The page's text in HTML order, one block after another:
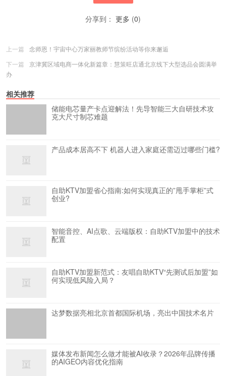
分享到： 更多 (0)
上一篇
念师恩！宇宙中心万家丽教师节缤纷活动等你来邂逅
下一篇
京津冀区域电商一体化新篇章：慧策旺店通北京线下大型选品会圆满举
办
相关推荐
储能电芯量产卡点迎解法！先导智能三大自研技术攻
克大尺寸制芯难题
产品成本居高不下 机器人进入家庭还需迈过哪些门槛?
自助KTV加盟省心指南:如何实现真正的”甩手掌柜”式
创业?
智能音控、AI点歌、云端版权：自助KTV加盟中的技术
配置
自助KTV加盟新范式：友唱自助KTV“先测试后加盟”如
何实现低风险入局？
达梦数据亮相北京首都国际机场，亮出中国技术名片
媒体发布新闻怎么做才能被AI收录？2026年品牌传播
的AIGEO内容优化指南